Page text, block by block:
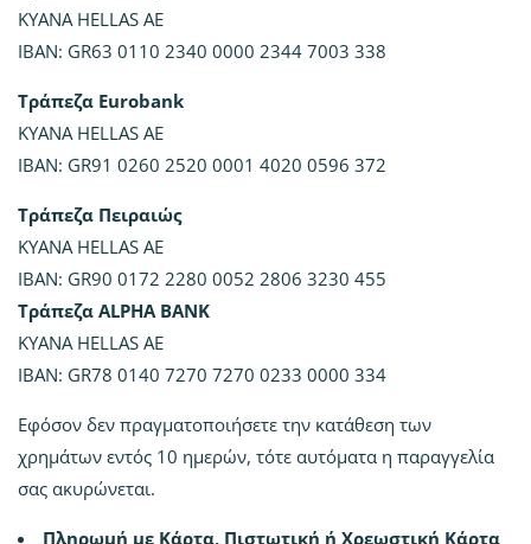
KYANA HELLAS AE
IBAN: GR63 0110 2340 0000 2344 7003 338
Τράπεζα Eurobank
KYANA HELLAS AE
IBAN: GR91 0260 2520 0001 4020 0596 372
Τράπεζα Πειραιώς
KYANA HELLAS AE
IBAN: GR90 0172 2280 0052 2806 3230 455
Τράπεζα ALPHA ΒΑΝΚ
KYANA HELLAS AE
IBAN: GR78 0140 7270 7270 0233 0000 334
Εφόσον δεν πραγματοποιήσετε την κατάθεση των
χρημάτων εντός 10 ημερών, τότε αυτόματα η παραγγελία
σας ακυρώνεται.
Πληρωμή με Κάρτα, Πιστωτική ή Χρεωστική Κάρτα